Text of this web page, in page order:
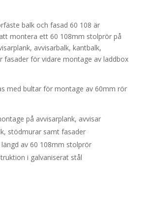
balk och fasad 60 108 är
montera ett 60 108mm stolprör på
avvisarbalk, kantbalk,
fasader för vidare montage av laddbox
med bultar för montage av 60mm rör
på avvisarplank, avvisar
stödmurar samt fasader
längd av 60 108mm stolprör
i galvaniserat stål